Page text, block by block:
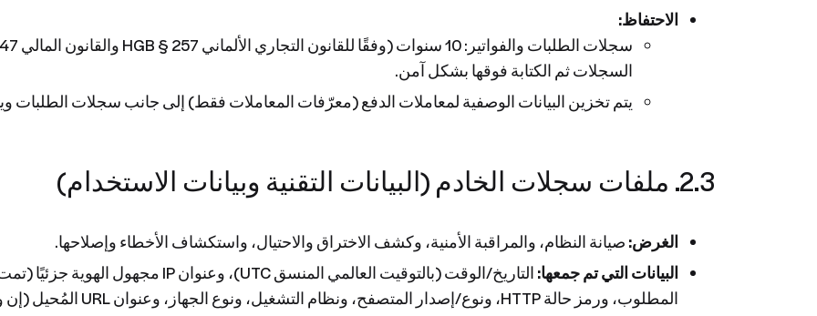
الاحتفاظ:
السجلات ثم الكتابة فوقها بشكل آمن.
يتم تخزين البيانات الوصفية لمعاملات الدفع (معرّفات المعاملات فقط) إلى جانب سجلات الطلبات ويتم
2.3. ملفات سجلات الخادم (البيانات التقنية وبيانات الاستخدام)
الغرض: صيانة النظام، والمراقبة الأمنية، وكشف الاختراق والاحتيال، واستكشاف الأخطاء وإصلاحها.
البيانات التي تم جمعها:
المطلوب، ورمز حالة HTTP، ونوع/إصدار المتصفح، ونظام التشغيل، ونوع الجهاز، وعنوان URL المُحيل (إن وجد).